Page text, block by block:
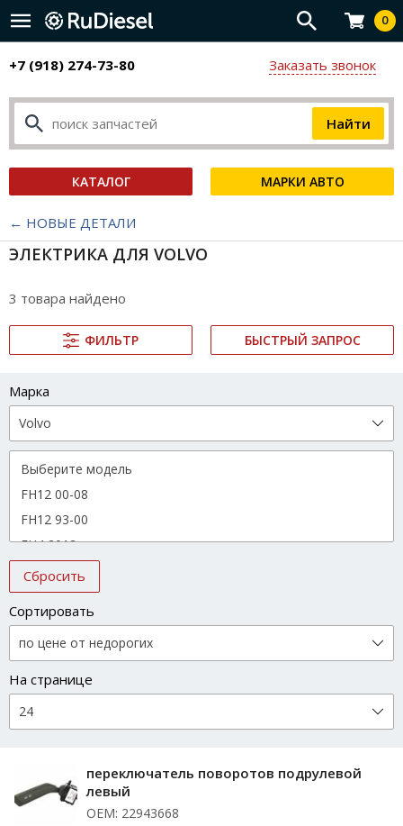
0
+7 (918) 274-73-80 Заказать звонок
КАТАЛОГ МАРКИ АВТО
← НОВЫЕ ДЕТАЛИ
ЭЛЕКТРИКА ДЛЯ VOLVO
3 товара найдено
ФИЛЬТР БЫСТРЫЙ ЗАПРОС
Марка
Сбросить
Сортировать
На странице
переключатель поворотов подрулевой
левый
ОЕМ: 22943668